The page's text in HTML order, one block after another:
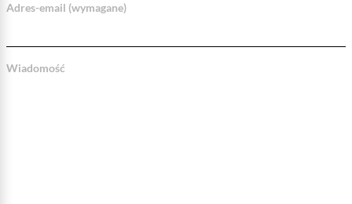
Adres-email (wymagane)
Wiadomość